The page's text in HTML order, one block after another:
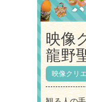
映像
龍野
映像クリ